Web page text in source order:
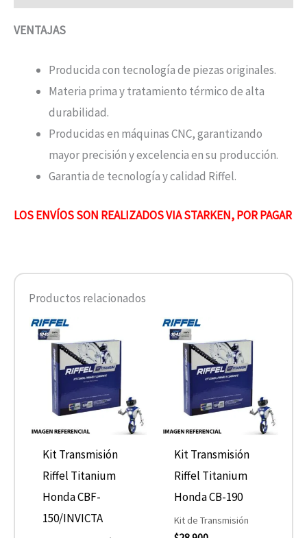
VENTAJAS
Producida con tecnología de piezas originales.
Materia prima y tratamiento térmico de alta
durabilidad.
Producidas en máquinas CNC, garantizando
mayor precisión y excelencia en su producción.
Garantia de tecnología y calidad Riffel.
LOS ENVÍOS SON REALIZADOS VIA STARKEN, POR PAGAR
Productos relacionados
Kit Transmisión
Riffel Titanium
Honda CBF-
150/INVICTA
Kit Transmisión
Riffel Titanium
Honda CB-190
Kit de Transmisión